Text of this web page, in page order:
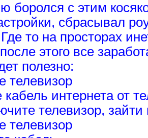
боролся с этим
сбрасывал
то на просторах
этого все
полезно:
телевизор
кабель интеpнета от
телевизор,
телевизор